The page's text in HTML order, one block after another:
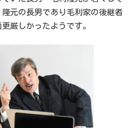
元の長男であり毛利家の後継者
厳しかったようです。